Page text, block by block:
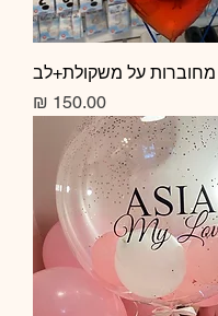
על משקולת+לב
מחיר